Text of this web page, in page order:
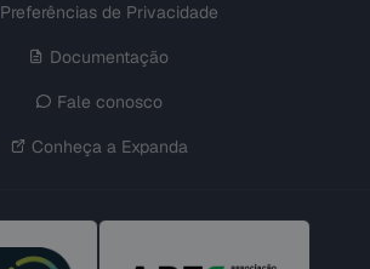
Preferências de Privacidade
Documentação
Fale conosco
Conheça a Expanda